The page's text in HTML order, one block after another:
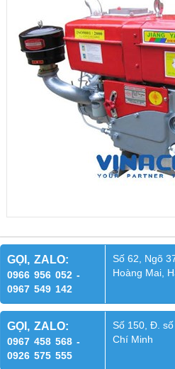
GỌI, ZALO:
0966 956 052 -
0967 549 142
Số 62, Ngõ
Hoàng Mai,
GỌI, ZALO:
0967 458 568 -
0926 575 555
Số 150, Đ.
Chí Minh